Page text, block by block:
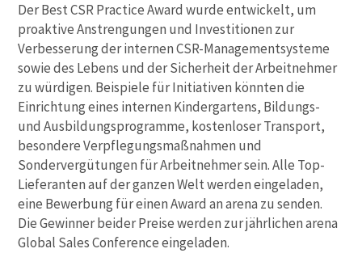
Der Best CSR Practice Award wurde entwickelt, um
proaktive Anstrengungen und Investitionen zur
Verbesserung der internen CSR-Managementsysteme
sowie des Lebens und der Sicherheit der Arbeitnehmer
zu würdigen. Beispiele für Initiativen könnten die
Einrichtung eines internen Kindergartens, Bildungs-
und Ausbildungsprogramme, kostenloser Transport,
besondere Verpflegungsmaßnahmen und
Sondervergütungen für Arbeitnehmer sein. Alle Top-
Lieferanten auf der ganzen Welt werden eingeladen,
eine Bewerbung für einen Award an arena zu senden.
Die Gewinner beider Preise werden zur jährlichen arena
Global Sales Conference eingeladen.